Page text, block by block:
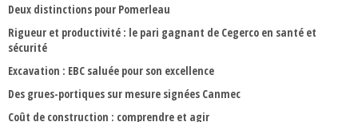
Deux distinctions pour Pomerleau
Rigueur et productivité : le pari gagnant de Cegerco en santé et
sécurité
Excavation : EBC saluée pour son excellence
Des grues-portiques sur mesure signées Canmec
Coût de construction : comprendre et agir